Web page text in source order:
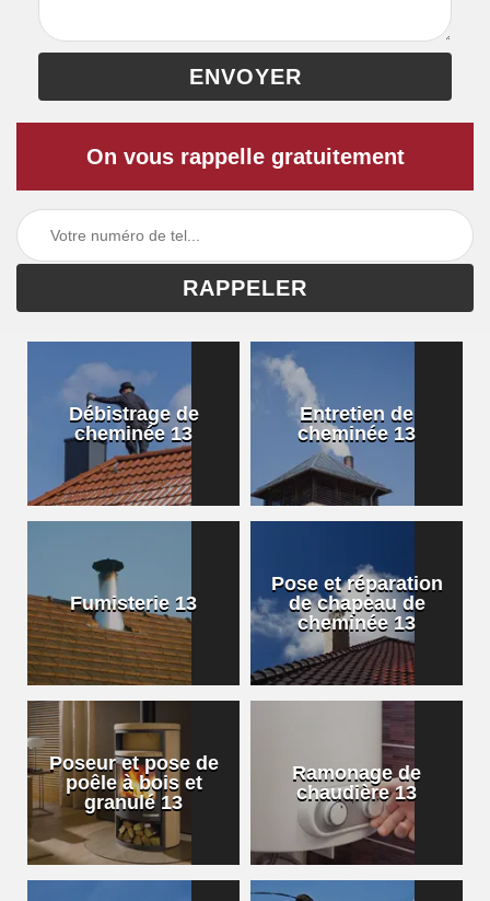
On vous rappelle gratuitement
Débistrage de
cheminée 13
Entretien de
cheminée 13
Fumisterie 13
Pose et réparation
de chapeau de
cheminée 13
Poseur et pose de
poêle à bois et
granulé 13
Ramonage de
chaudière 13